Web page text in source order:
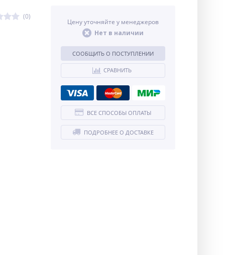
(0)
Цену уточняйте у менеджеров
Нет в наличии
СООБЩИТЬ О ПОСТУПЛЕНИИ
СРАВНИТЬ
ВСЕ СПОСОБЫ ОПЛАТЫ
ПОДРОБНЕЕ О ДОСТАВКЕ